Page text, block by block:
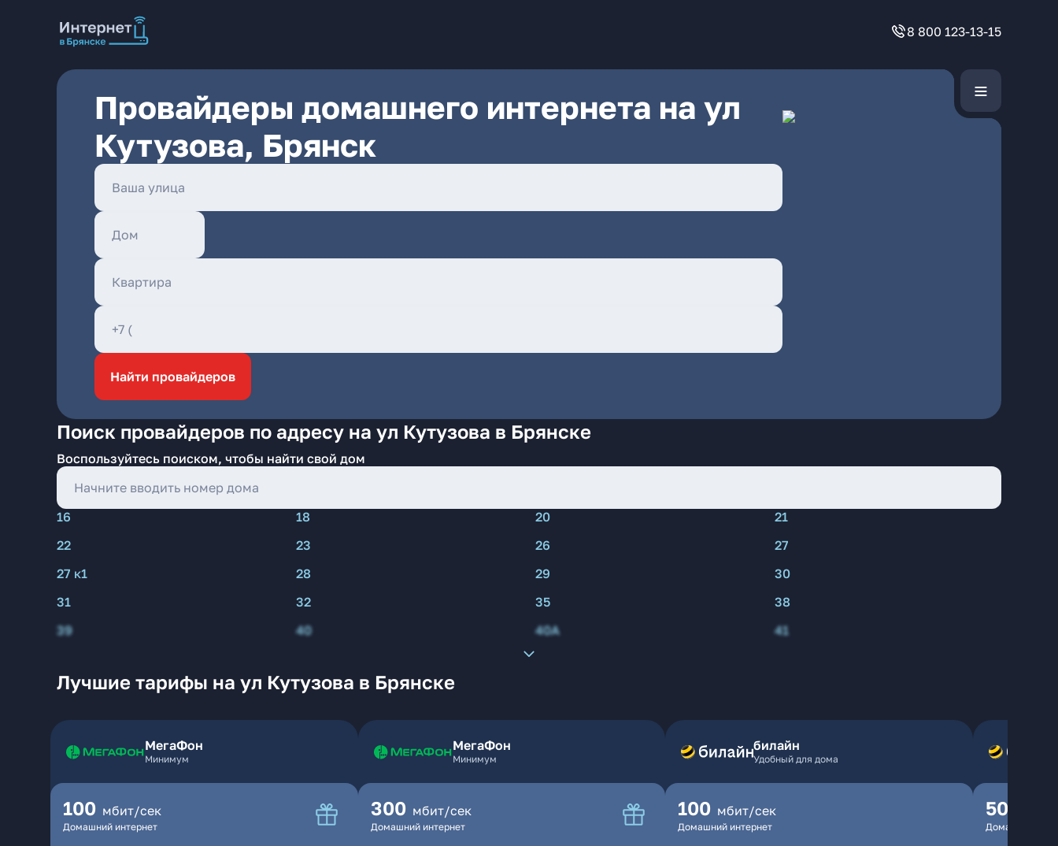
8 800 123-13-15
Провайдеры домашнего интернета на ул
Кутузова, Брянск
Найти провайдеров
Поиск провайдеров по адресу на ул Кутузова в Брянске
Воспользуйтесь поиском, чтобы найти свой дом
16 18 20
21
22
23 26
27
27 к1
28 29
30
31
32 35
38
39
40 40А 41
Лучшие тарифы на ул Кутузова в Брянске
МегаФон
Минимум
100 мбит/сек
Домашний интернет
МегаФон
Минимум
300 мбит/сек
Домашний интернет
билайн
Удобный для дома
100 мбит/сек
Домашний интернет
500
Домашний